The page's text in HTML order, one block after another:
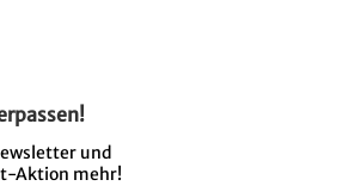
und
Aktion mehr!